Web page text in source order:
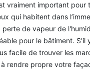
vraiment important pour
qui habitent dans
de vapeur de
pour le bâtiment. S'il
facile de trouver les
rendre propre votre